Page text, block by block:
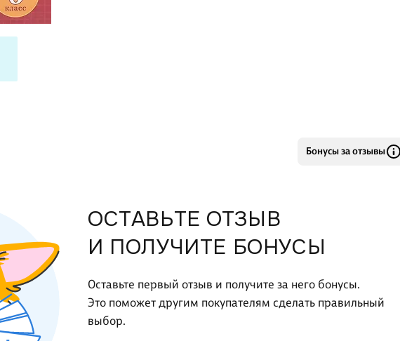
Бонусы за отзывы
ОСТАВЬТЕ ОТЗЫВ
И ПОЛУЧИТЕ БОНУСЫ
Оставьте первый отзыв и получите за него бонусы.
Это поможет другим покупателям сделать правильный
выбор.